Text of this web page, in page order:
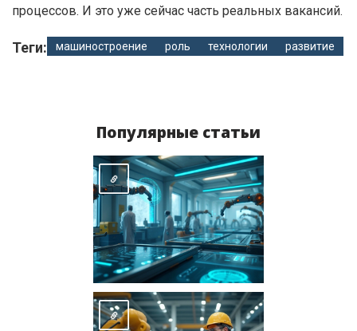
процессов. И это уже сейчас часть реальных вакансий.
Теги: машиностроение роль технологии развитие
Популярные статьи